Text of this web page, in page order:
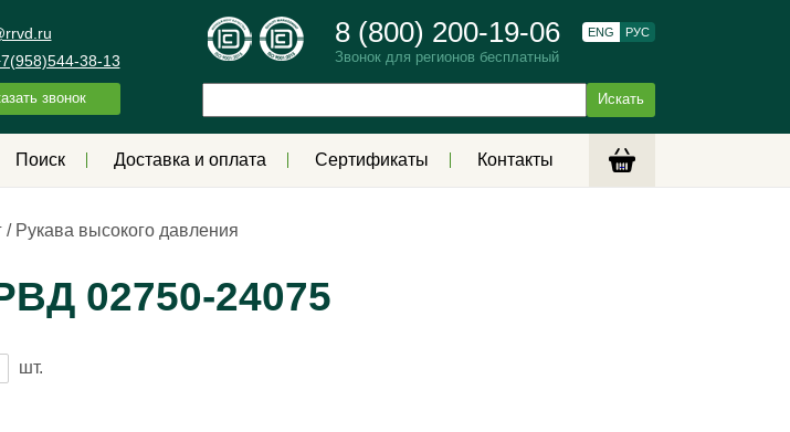
38-13
звонок
8 (800) 200-19-06
Звонок для регионов бесплатный
ENG РУС
Поиск Доставка и оплата Сертификаты Контакты
/ Рукава высокого давления
02750-24075
шт.